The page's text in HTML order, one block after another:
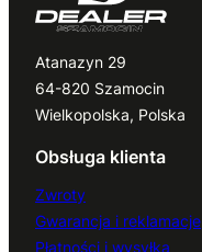
Atanazyn 29
64-820 Szamocin
Wielkopolska, Polska
Obsługa klienta
Zwroty
Gwarancja i reklamacje
Płatności i wysyłka